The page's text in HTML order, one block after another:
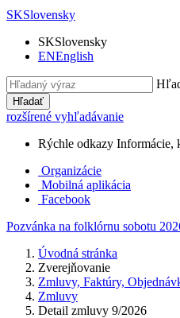
SKSlovensky
SKSlovensky
ENEnglish
Hľadať
rozšírené vyhľadávanie
Rýchle odkazy Informácie,
Organizácie
Mobilná aplikácia
Facebook
Pozvánka na folklórnu sobotu
Úvodná stránka
Zverejňovanie
Zmluvy, Faktúry,
Zmluvy
Detail zmluvy 9/2026